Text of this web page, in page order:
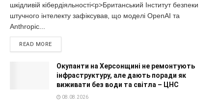
шкідливій кібердіяльності<p>Британський Інститут безпеки
штучного інтелекту зафіксував, що моделі OpenAI та
Anthropic...
READ MORE
Окупанти на Херсонщині не ремонтують
інфраструктуру, але дають поради як
виживати без води та світла – ЦНС
08.08.2026